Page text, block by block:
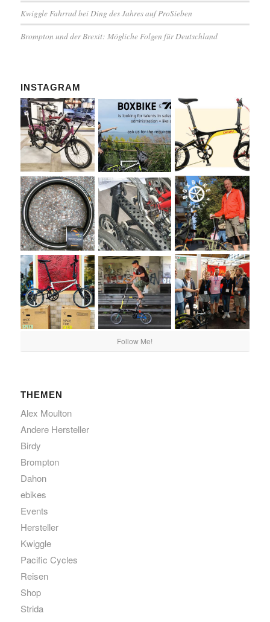
Kwiggle Fahrrad bei Ding des Jahres auf ProSieben
Brompton und der Brexit: Mögliche Folgen für Deutschland
INSTAGRAM
Follow Me!
THEMEN
Alex Moulton
Andere Hersteller
Birdy
Brompton
Dahon
ebikes
Events
Hersteller
Kwiggle
Pacific Cycles
Reisen
Shop
Strida